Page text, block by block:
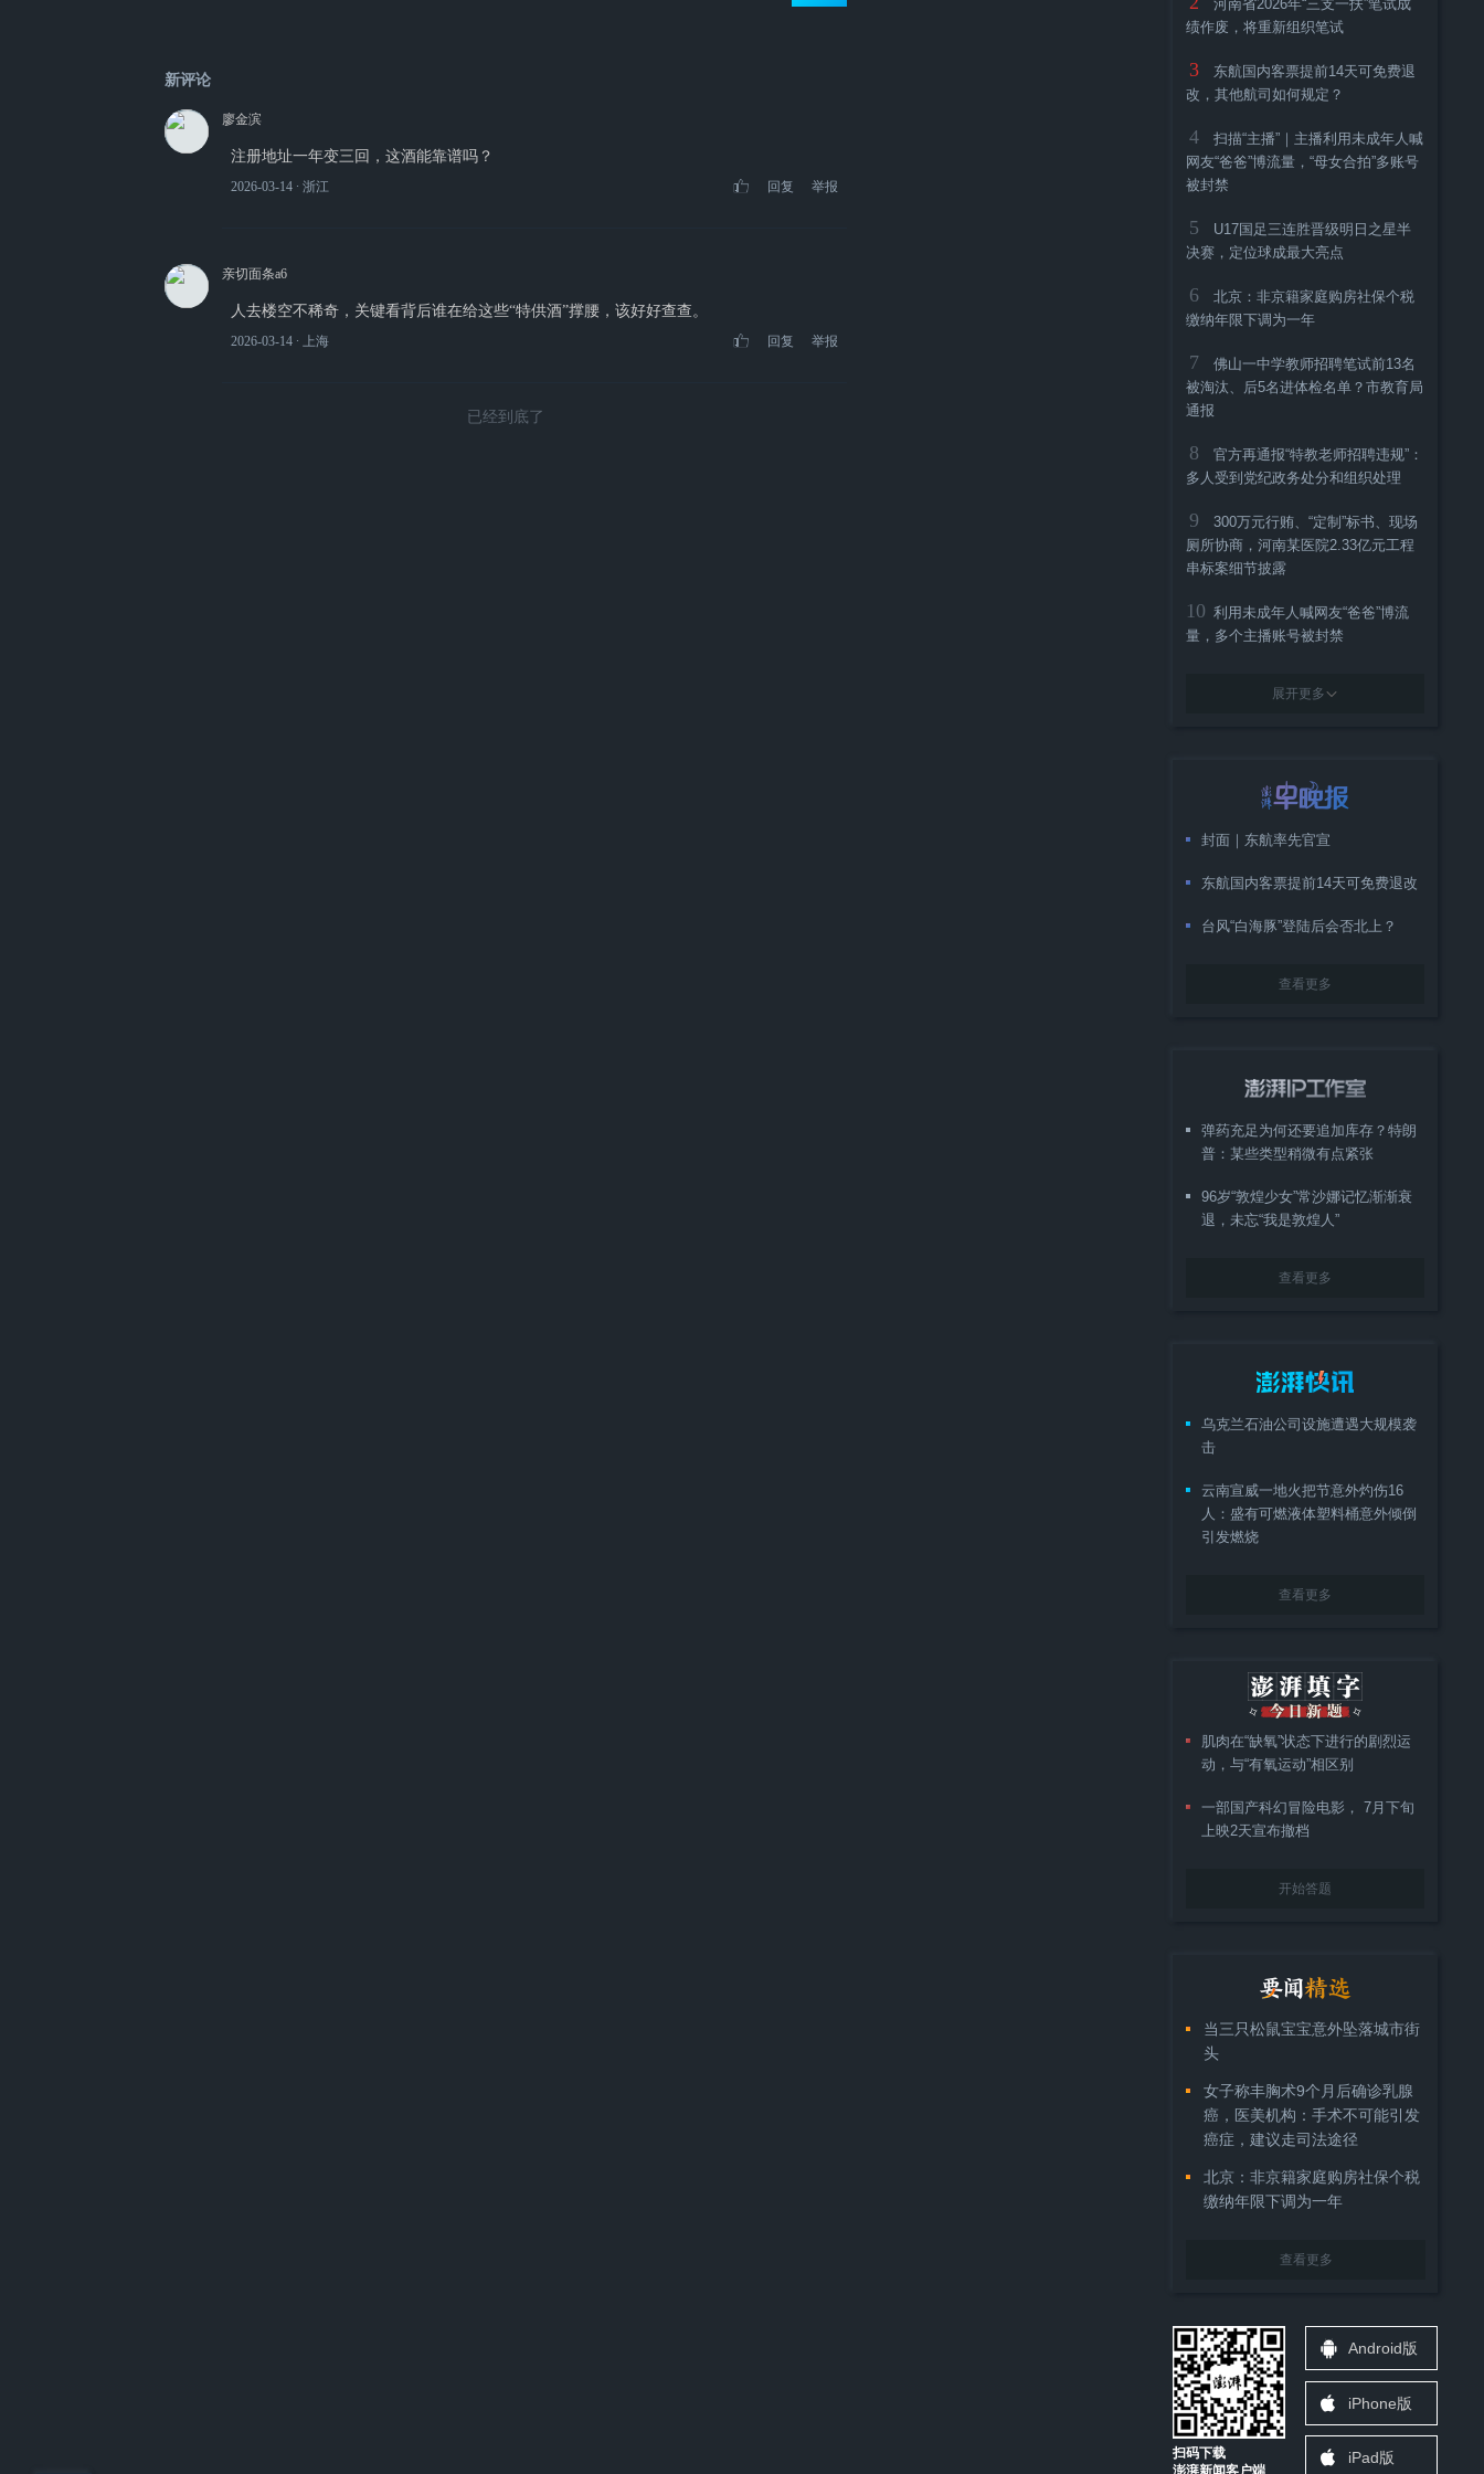
新评论
廖金滨
注册地址一年变三回，这酒能靠谱吗？
2026-03-14 ∙ 浙江 回复 举报
亲切面条a6
人去楼空不稀奇，关键看背后谁在给这些“特供酒”撑腰，该好好查查。
2026-03-14 ∙ 上海 回复 举报
已经到底了
河南省2026年“三支一扶”笔试成
绩作废，将重新组织笔试
3
东航国内客票提前14天可免费退
改，其他航司如何规定？
4
扫描“主播”｜主播利用未成年人喊
网友“爸爸”博流量，“母女合拍”多账号
被封禁
5
U17国足三连胜晋级明日之星半
决赛，定位球成最大亮点
6
北京：非京籍家庭购房社保个税
缴纳年限下调为一年
7
佛山一中学教师招聘笔试前13名
被淘汰、后5名进体检名单？市教育局
通报
8
官方再通报“特教老师招聘违规”：
多人受到党纪政务处分和组织处理
9
300万元行贿、“定制”标书、现场
厕所协商，河南某医院2.33亿元工程
串标案细节披露
10 利用未成年人喊网友“爸爸”博流
量，多个主播账号被封禁
展开更多
封面｜东航率先官宣
东航国内客票提前14天可免费退改
台风“白海豚”登陆后会否北上？
查看更多
弹药充足为何还要追加库存？特朗
普：某些类型稍微有点紧张
96岁“敦煌少女”常沙娜记忆渐渐衰
退，未忘“我是敦煌人”
查看更多
乌克兰石油公司设施遭遇大规模袭
击
云南宣威一地火把节意外灼伤16
人：盛有可燃液体塑料桶意外倾倒
引发燃烧
查看更多
肌肉在“缺氧”状态下进行的剧烈运
动，与“有氧运动”相区别
一部国产科幻冒险电影， 7月下旬
上映2天宣布撤档
开始答题
当三只松鼠宝宝意外坠落城市街
头
女子称丰胸术9个月后确诊乳腺
癌，医美机构：手术不可能引发
癌症，建议走司法途径
北京：非京籍家庭购房社保个税
缴纳年限下调为一年
查看更多
扫码下载
澎湃新闻客户端
Android版
iPhone版
iPad版